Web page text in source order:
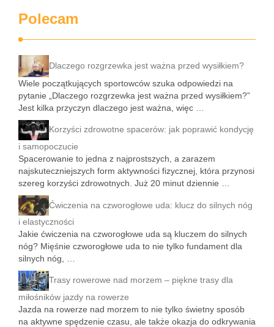
Polecam
Dlaczego rozgrzewka jest ważna przed wysiłkiem?
Wiele początkujących sportowców szuka odpowiedzi na
pytanie „Dlaczego rozgrzewka jest ważna przed wysiłkiem?”
Jest kilka przyczyn dlaczego jest ważna, więc …
Korzyści zdrowotne spacerów: jak poprawić kondycję
i samopoczucie
Spacerowanie to jedna z najprostszych, a zarazem
najskuteczniejszych form aktywności fizycznej, która przynosi
szereg korzyści zdrowotnych. Już 20 minut dziennie …
Ćwiczenia na czworogłowe uda: klucz do silnych nóg
i elastyczności
Jakie ćwiczenia na czworogłowe uda są kluczem do silnych
nóg? Mięśnie czworogłowe uda to nie tylko fundament dla
silnych nóg, …
Trasy rowerowe nad morzem – piękne trasy dla
miłośników jazdy na rowerze
Jazda na rowerze nad morzem to nie tylko świetny sposób
na aktywne spędzenie czasu, ale także okazja do odkrywania